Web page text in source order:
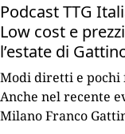
Podcast TTG
Low cost e
l’estate di
Modi diretti e pochi
Anche nel recente
Milano Franco